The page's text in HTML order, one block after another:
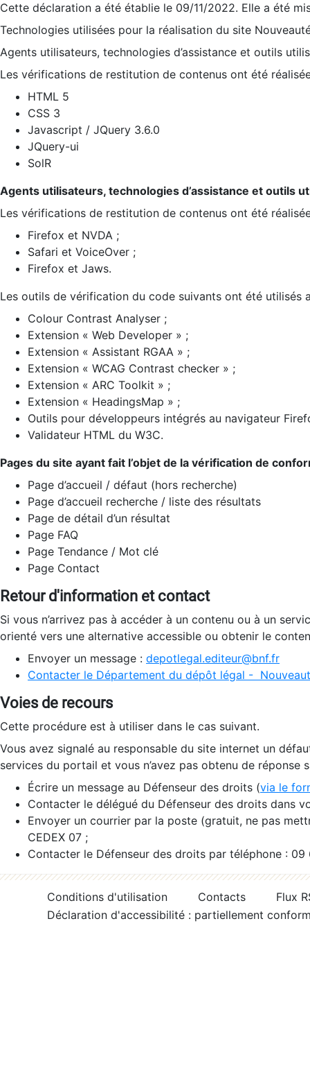
Cette déclaration a été établie le 09/11/2022. Elle a été
Technologies utilisées pour la réalisation du site
Agents utilisateurs, technologies d’assistance et outils
Les vérifications de restitution de contenus ont été
HTML 5
CSS 3
Javascript / JQuery 3.6.0
JQuery-ui
SolR
Agents utilisateurs, technologies d’assistance et outils
Les vérifications de restitution de contenus ont été
Firefox et NVDA ;
Safari et VoiceOver ;
Firefox et Jaws.
Les outils de vérification du code suivants ont été utilisés
Colour Contrast Analyser ;
Extension « Web Developer » ;
Extension « Assistant RGAA » ;
Extension « WCAG Contrast checker » ;
Extension « ARC Toolkit » ;
Extension « HeadingsMap » ;
Outils pour développeurs intégrés au navigateur
Validateur HTML du W3C.
Pages du site ayant fait l’objet de la vérification de
Page d’accueil / défaut (hors recherche)
Page d’accueil recherche / liste des résultats
Page de détail d’un résultat
Page FAQ
Page Tendance / Mot clé
Page Contact
Retour d'information et contact
Si vous n’arrivez pas à accéder à un contenu ou à un
orienté vers une alternative accessible ou obtenir le
Envoyer un message : depotlegal.editeur@bnf.fr
Contacter le Département du dépôt légal -
Voies de recours
Cette procédure est à utiliser dans le cas suivant.
Vous avez signalé au responsable du site internet un
services du portail et vous n’avez pas obtenu de réponse
Écrire un message au Défenseur des droits (via le
Contacter le délégué du Défenseur des droits dans
Envoyer un courrier par la poste (gratuit, ne pas
CEDEX 07 ;
Contacter le Défenseur des droits par téléphone :
Conditions d'utilisation Contacts
Flux
Déclaration d'accessibilité : partiellement